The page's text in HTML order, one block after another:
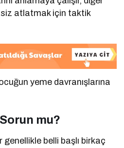
atlatmak için taktik
yeme davranışlarına
mu?
belli başlı birkaç